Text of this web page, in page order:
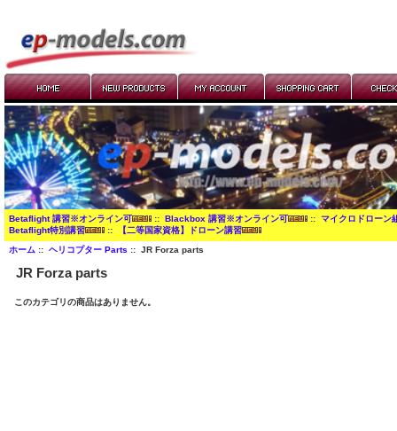
Betaflight 講習※オンライン可 :: Blackbox 講習※オンライン可 :: マイクロドローン
Betaflight特別講習
:: 【二等国家資格】ドローン講習
ホーム:: ヘリコプター Parts :: JR Forza parts
JR Forza parts
このカテゴリの商品はありません。